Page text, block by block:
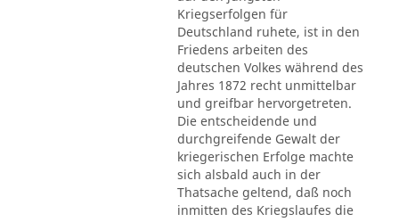
Kriegserfolgen für
Deutschland ruhete, ist in den
Friedens arbeiten des
deutschen Volkes während des
Jahres 1872 recht unmittelbar
und greifbar hervorgetreten.
Die entscheidende und
durchgreifende Gewalt der
kriegerischen Erfolge machte
sich alsbald auch in der
Thatsache geltend, daß noch
inmitten des Kriegslaufes die